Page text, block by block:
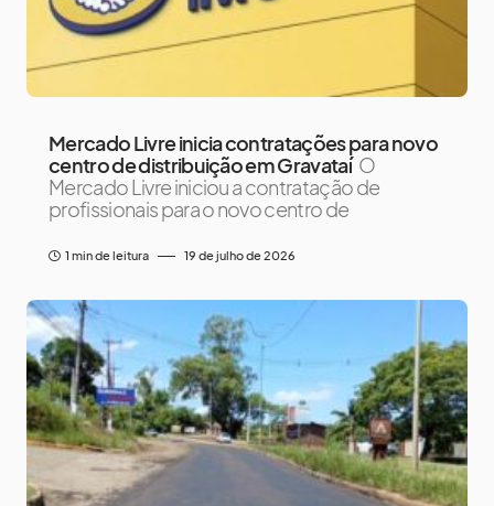
Mercado Livre inicia contratações para novo
centro de distribuição em Gravataí O
Mercado Livre iniciou a contratação de
profissionais para o novo centro de
1 min de leitura 19 de julho de 2026